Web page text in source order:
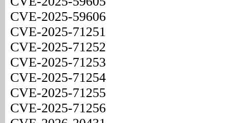
CVE-2025-59606
CVE-2025-71251
CVE-2025-71252
CVE-2025-71253
CVE-2025-71254
CVE-2025-71255
CVE-2025-71256